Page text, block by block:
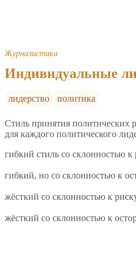
Журналистика
Индивидуальные
лидерство политика
Стиль принятия политических
для каждого политического
гибкий стиль со склонностью к
гибкий, но со склонностью к
жёсткий со склонностью к
жёсткий со склонностью к